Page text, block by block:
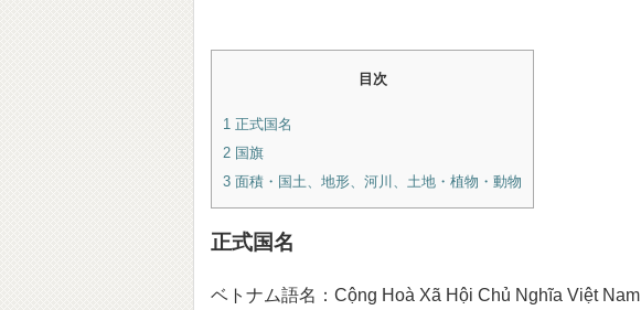
目次
1 正式国名
2 国旗
3 面積・国土、地形、河川、土地・植物・動物
正式国名
ベトナム語名：Cộng Hoà Xã Hội Chủ Nghĩa Việt Nam